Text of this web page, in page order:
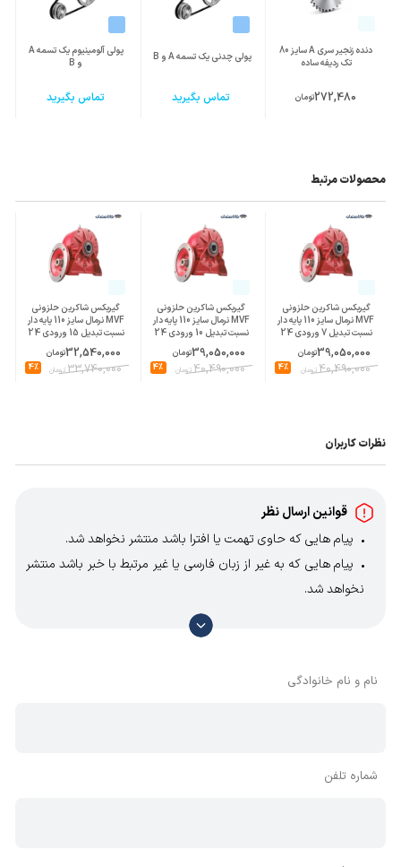
دنده زنجیر سری A سایز 80
تک ردیفه ساده
272,480تومان
پولی چدنی یک تسمه A و B
تماس بگیرید
پولی آلومینیوم یک تسمه A
و B
تماس بگیرید
محصولات مرتبط
گیربکس شاکرین حلزونی
MVF نرمال سایز 110 پایه دار
نسبت تبدیل 7 ورودی 24
پوسته چدن
39,050,000تومان
40,490,000تومان 4%
گیربکس شاکرین حلزونی
MVF نرمال سایز 110 پایه دار
نسبت تبدیل 10 ورودی 24
پوسته چدن
39,050,000تومان
40,490,000تومان 4%
گیربکس شاکرین حلزونی
MVF نرمال سایز 110 پایه دار
نسبت تبدیل 15 ورودی 24
پوسته چدن
32,540,000تومان
33,740,000تومان 4%
نظرات کاربران
قوانین ارسال نظر
پیام هایی که حاوی تهمت یا افترا باشد منتشر نخواهد شد.
پیام هایی که به غیر از زبان فارسی یا غیر مرتبط با خبر باشد منتشر
نخواهد شد.
با توجه به آن که امکان موافقت یا مخالفت با محتوای نظرات
وجود دارد، معمولا نظراتی که محتوای مشابه دارند، انتشار نمی‌یابند
نام و نام خانوادگی
شماره تلفن